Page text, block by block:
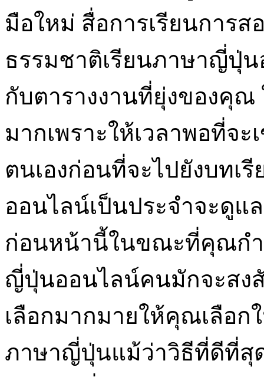
มือใหม่ สื่อการเรียนการ
ธรรมชาติเรียนภาษาญี่ปุ่
กับตารางงานที่ยุ่งของคุ
มากเพราะให้เวลาพอที่จ
ตนเองก่อนที่จะไปยังบทเ
ออนไลน์เป็นประจำจะดู
ก่อนหน้านี้ในขณะที่คุณกำ
ญี่ปุ่นออนไลน์คนมักจะสง
เลือกมากมายให้คุณเลือ
ภาษาญี่ปุ่นแม้ว่าวิธีที่ดีที่สุ